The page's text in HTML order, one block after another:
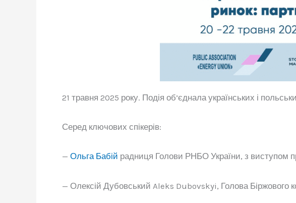
21 травня 2025 року. Подія об’єднала українських і
Серед ключових спікерів:
— Ольга Бабій радниця Голови РНБО України, з виступом
— Олексій Дубовський Aleks Dubovskyi, Голова Біржового